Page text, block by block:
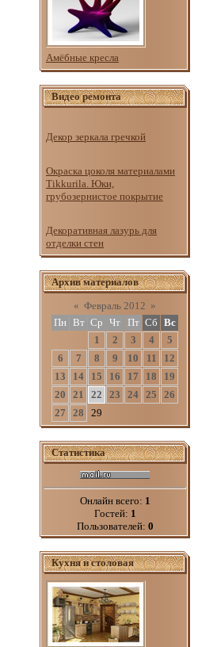
Амёбные кресла
Видео ремонта
Декор зеркала гречкой
Окраска цоколя материалами
Tikkurila. Юки,
грубозернистое покрытие
Декоративная лазурь для
отделки стен
Архив материалов
« Февраль 2012 »
Пн Вт Ср Чт Пт Сб Вс
1
2 3 4
5
6
7 8 9 10 11
12
13
14 15 16 17 18
19
20
21 22 23 24 25
26
27
28 29
Статистика
Онлайн всего: 1
Гостей: 1
Пользователей: 0
Кухня и столовая